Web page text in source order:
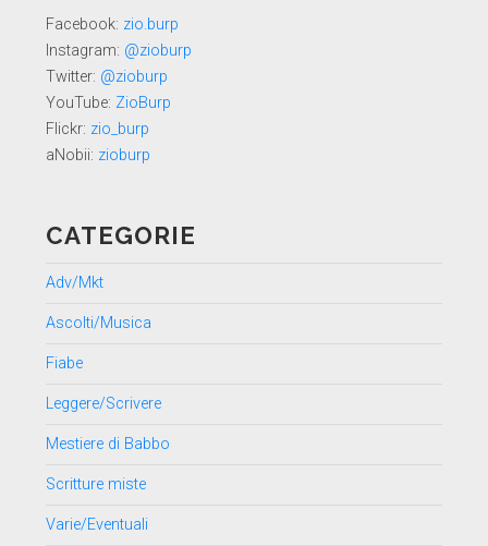
Facebook: zio.burp
Instagram: @zioburp
Twitter: @zioburp
YouTube: ZioBurp
Flickr: zio_burp
aNobii: zioburp
CATEGORIE
Adv/Mkt
Ascolti/Musica
Fiabe
Leggere/Scrivere
Mestiere di Babbo
Scritture miste
Varie/Eventuali